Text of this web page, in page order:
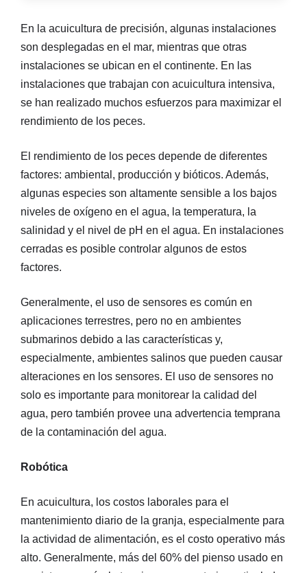
En la acuicultura de precisión, algunas instalaciones
son desplegadas en el mar, mientras que otras
instalaciones se ubican en el continente. En las
instalaciones que trabajan con acuicultura intensiva,
se han realizado muchos esfuerzos para maximizar el
rendimiento de los peces.
El rendimiento de los peces depende de diferentes
factores: ambiental, producción y bióticos. Además,
algunas especies son altamente sensible a los bajos
niveles de oxígeno en el agua, la temperatura, la
salinidad y el nivel de pH en el agua. En instalaciones
cerradas es posible controlar algunos de estos
factores.
Generalmente, el uso de sensores es común en
aplicaciones terrestres, pero no en ambientes
submarinos debido a las características y,
especialmente, ambientes salinos que pueden causar
alteraciones en los sensores. El uso de sensores no
solo es importante para monitorear la calidad del
agua, pero también provee una advertencia temprana
de la contaminación del agua.
Robótica
En acuicultura, los costos laborales para el
mantenimiento diario de la granja, especialmente para
la actividad de alimentación, es el costo operativo más
alto. Generalmente, más del 60% del pienso usado en